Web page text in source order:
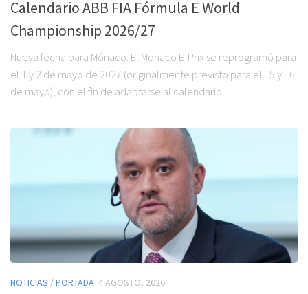
Calendario ABB FIA Fórmula E World
Championship 2026/27
Nueva fecha para Mónaco: El Monaco E-Prix se reprogramó para
el 1 y 2 de mayo de 2027 (originalmente previsto para el 15 y 16
de mayo), con el fin de adaptarse al calendario...
NOTICIAS /PORTADA 4 AGOSTO, 2026